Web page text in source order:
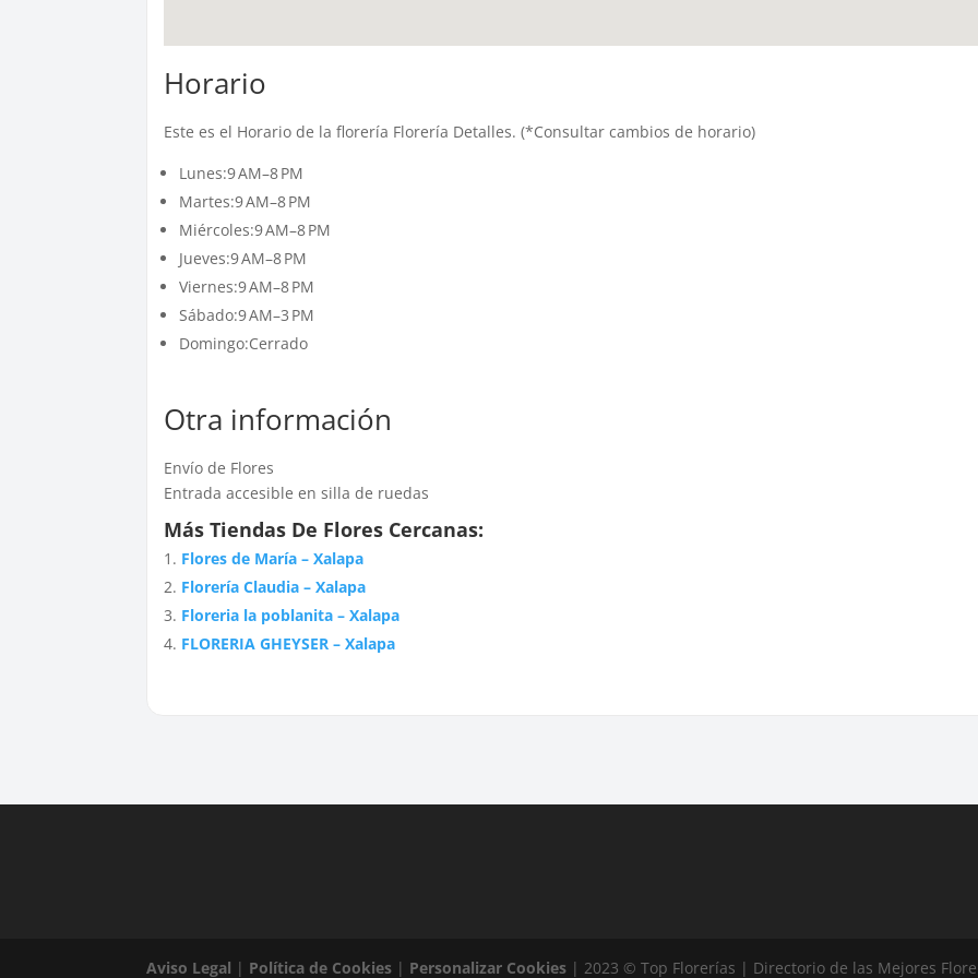
Horario
Este es el Horario de la florería Florería Detalles. (*Consultar cambios de horario)
Lunes:9 AM–8 PM
Martes:9 AM–8 PM
Miércoles:9 AM–8 PM
Jueves:9 AM–8 PM
Viernes:9 AM–8 PM
Sábado:9 AM–3 PM
Domingo:Cerrado
Otra información
Envío de Flores
Entrada accesible en silla de ruedas
Más Tiendas De Flores Cercanas:
Flores de María – Xalapa
Florería Claudia – Xalapa
Floreria la poblanita – Xalapa
FLORERIA GHEYSER – Xalapa
Aviso Legal | Política de Cookies | Personalizar Cookies | 2023 © Top Florerías | Directorio de las Mejores